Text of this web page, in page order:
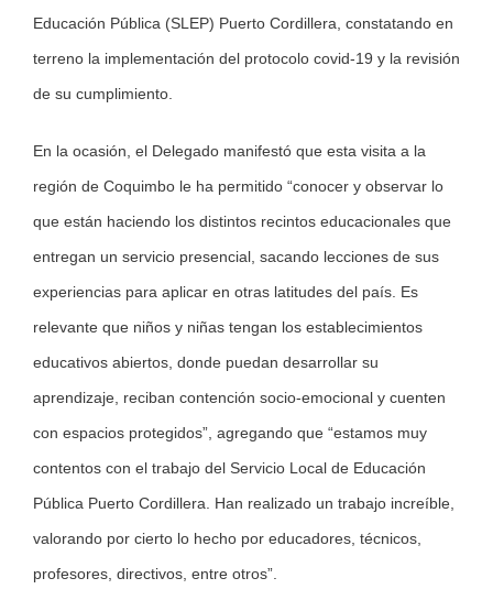
Educación Pública (SLEP) Puerto Cordillera, constatando en
terreno la implementación del protocolo covid-19 y la revisión
de su cumplimiento.
En la ocasión, el Delegado manifestó que esta visita a la
región de Coquimbo le ha permitido “conocer y observar lo
que están haciendo los distintos recintos educacionales que
entregan un servicio presencial, sacando lecciones de sus
experiencias para aplicar en otras latitudes del país. Es
relevante que niños y niñas tengan los establecimientos
educativos abiertos, donde puedan desarrollar su
aprendizaje, reciban contención socio-emocional y cuenten
con espacios protegidos”, agregando que “estamos muy
contentos con el trabajo del Servicio Local de Educación
Pública Puerto Cordillera. Han realizado un trabajo increíble,
valorando por cierto lo hecho por educadores, técnicos,
profesores, directivos, entre otros”.